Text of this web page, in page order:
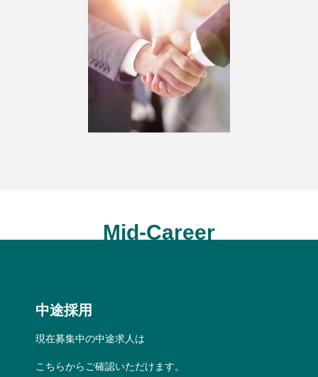
Mid-Career
中途採用
現在募集中の中途求人は
こちらからご確認いただけます。